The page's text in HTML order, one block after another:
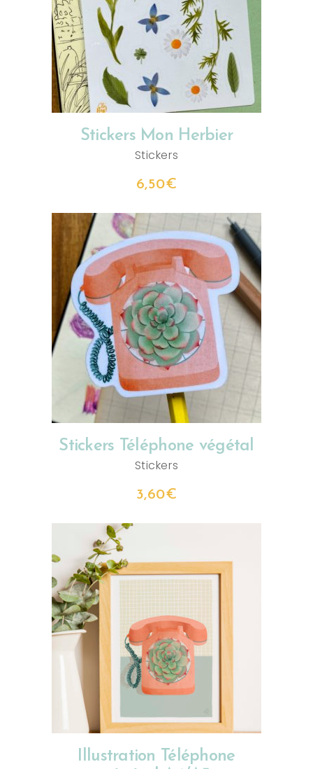
LIRE LA SUITE
Stickers Mon Herbier
Stickers
6,50€
AJOUTER AU PANIER
Stickers Téléphone végétal
Stickers
3,60€
CHOIX DES OPTIONS
Illustration Téléphone